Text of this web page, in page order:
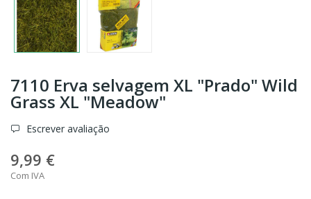
7110 Erva selvagem XL "Prado" Wild
Grass XL "Meadow"
Escrever avaliação
9,99 €
Com IVA